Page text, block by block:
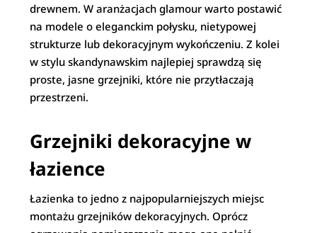
drewnem. W aranżacjach glamour warto postawić
na modele o eleganckim połysku, nietypowej
strukturze lub dekoracyjnym wykończeniu. Z kolei
w stylu skandynawskim najlepiej sprawdzą się
proste, jasne grzejniki, które nie przytłaczają
przestrzeni.
Grzejniki dekoracyjne w
łazience
Łazienka to jedno z najpopularniejszych miejsc
montażu grzejników dekoracyjnych. Oprócz